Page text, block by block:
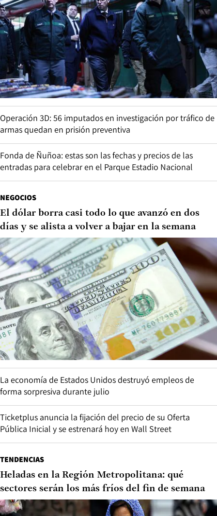
Operación 3D: 56 imputados en investigación por tráfico de
armas quedan en prisión preventiva
Fonda de Ñuñoa: estas son las fechas y precios de las
entradas para celebrar en el Parque Estadio Nacional
NEGOCIOS
El dólar borra casi todo lo que avanzó en dos
días y se alista a volver a bajar en la semana
La economía de Estados Unidos destruyó empleos de
forma sorpresiva durante julio
Ticketplus anuncia la fijación del precio de su Oferta
Pública Inicial y se estrenará hoy en Wall Street
TENDENCIAS
Heladas en la Región Metropolitana: qué
sectores serán los más fríos del fin de semana